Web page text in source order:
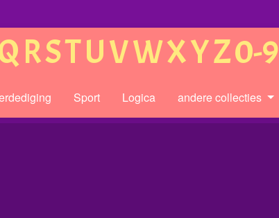
RSTUVWXYZ0-9
Sport Logica andere collecties